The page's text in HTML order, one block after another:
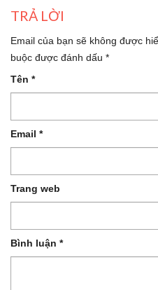
TRẢ LỜI
Email của bạn sẽ không được
buộc được đánh dấu *
Tên *
Email *
Trang web
Bình luận *